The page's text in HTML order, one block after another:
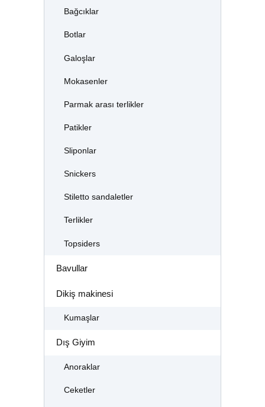
Bağcıklar
Botlar
Galoşlar
Mokasenler
Parmak arası terlikler
Patikler
Sliponlar
Snickers
Stiletto sandaletler
Terlikler
Topsiders
Bavullar
Dikiş makinesi
Kumaşlar
Dış Giyim
Anoraklar
Ceketler